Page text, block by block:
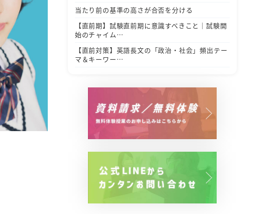
当たり前の基準の高さが合否を分ける
【直前期】試験直前期に意識すべきこと｜試験開
始のチャイム…
【直前対策】英語長文の「政治・社会」頻出テー
マ＆キーワー…